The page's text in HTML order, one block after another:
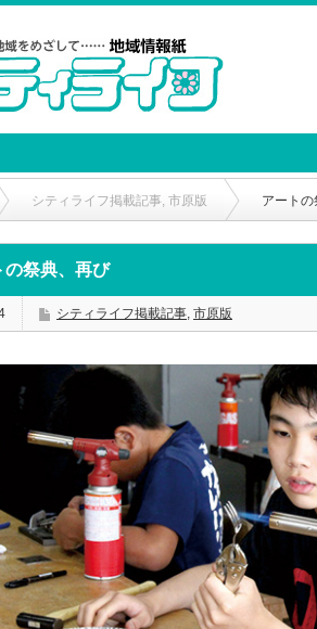
シティライフ掲載記事, 市原版 アート
の祭典、再び
シティライフ掲載記事, 市原版